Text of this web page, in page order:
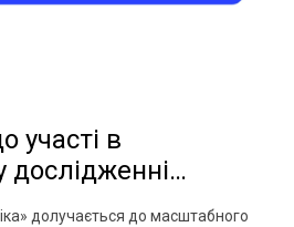
участі в
у вищій освіті!
долучається до масштабного